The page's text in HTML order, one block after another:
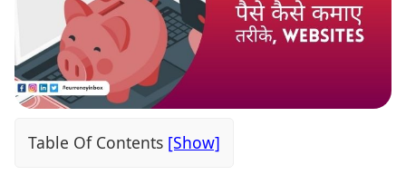
Table Of Contents